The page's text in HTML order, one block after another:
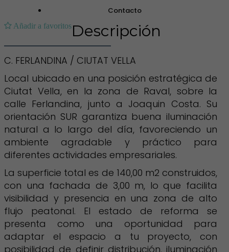
Contacto
Añadir a favoritosDescripción
C. FERLANDINA / CIUTAT VELLA
Local ubicado en una posición estratégica de
Ciutat Vella, en la zona de Raval, sobre la
calle Ferlandina, junto a Joaquin Costa. Su
orientación SUR garantiza buena iluminación
natural a lo largo del día, favoreciendo un
ambiente agradable y práctico para
diferentes actividades empresariales.
La superficie total es de 140,00 m2 construidos,
con una fachada de 3,00 m, lo que facilita
visibilidad y presencia en una zona de alto
flujo peatonal. El estado de reforma se
presenta como una oportunidad para
adaptar el espacio a tu proyecto, con
posibilidad de definir distribución, iluminación